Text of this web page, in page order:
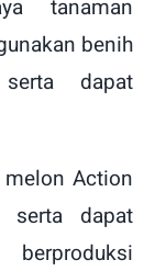
tanaman
benih
dapat
Action
serta dapat